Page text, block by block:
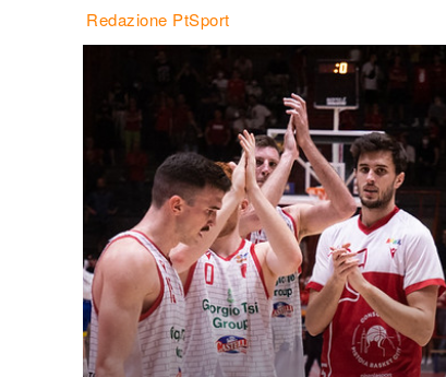
Redazione PtSport